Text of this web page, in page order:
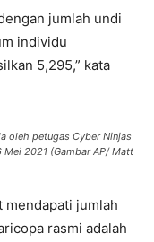
jumlah undi
individu
5,295,” kata
oleh petugas Cyber Ninjas
2021 (Gambar AP/ Matt
mendapati jumlah
rasmi adalah